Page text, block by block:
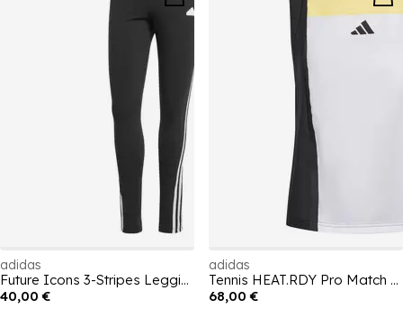
adidas
Future Icons 3-Stripes Leggings Womens
40,00 €
adidas
Tennis HEAT.RDY Pro Match Tank Top Womens
68,00 €